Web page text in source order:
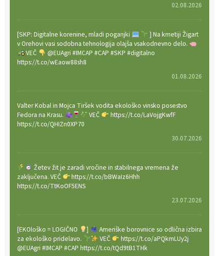
02.08.2026
[SKP: Digitalne korenine, mladi poganjki
] Na kmetiji Žigart
v Orehovi vasi sodobna tehnologija olajša vsakodnevno delo.
VEČ
@EUAgri #IMCAP #CAP #SKP #digitalno
https://t.co/wEaow88sh8
01.08.2026
Valter Kobal in Mojca Tiršek vodita ekološko vinsko posestvo
Fedora na Krasu.
VEČ
https://t.co/LaVojgKwfF
https://t.co/QHIZn0XP70
30.07.2026
Žetev žit je zaradi vročine in stabilnega vremena že
zaključena. VEČ
https://t.co/bBWaIz6Hhh
https://t.co/TtKoOF5ENS
23.07.2026
[EKOloško = LOGIČNO ]
Ameriške borovnice so odlična izbira
za ekološko pridelavo.
VEČ
https://t.co/aPQkmLUy2j
@EUAgri #IMCAP #CAP https://t.co/tQd9tB1THk